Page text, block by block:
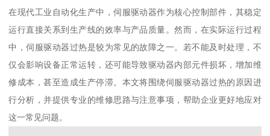
在现代工业自动化生产中，伺服驱动器作为核心控制部件，其稳定
运行直接关系到生产线的效率与产品质量。然而，在实际运行过程
中，伺服驱动器过热是较为常见的故障之一。若不能及时处理，不
仅会影响设备正常运转，还可能导致驱动器内部元件损坏，增加维
修成本，甚至造成生产停滞。本文将围绕伺服驱动器过热的原因进
行分析，并提供专业的维修思路与注意事项，帮助企业更好地应对
这一常见问题。